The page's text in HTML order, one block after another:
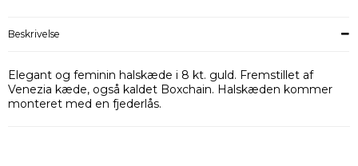
Beskrivelse
Elegant og feminin halskæde i 8 kt. guld. Fremstillet af
Venezia kæde, også kaldet Boxchain. Halskæden kommer
monteret med en fjederlås.